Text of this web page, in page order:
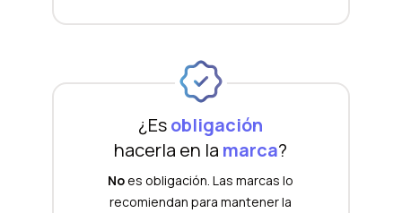
¿Esobligación
hacerla en la marca?
Noes obligación. Las marcas lo
recomiendan para mantener la